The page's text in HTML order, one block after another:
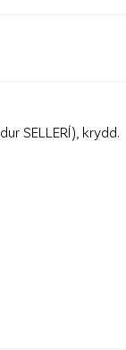
SELLERÍ), krydd.